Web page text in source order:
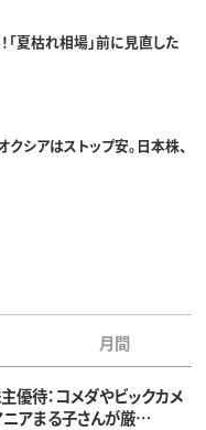
夏枯れ相場」前に見直した
シアはストップ安。日本株、
月間
優待：コメダやビックカメ
アまる子さんが厳…